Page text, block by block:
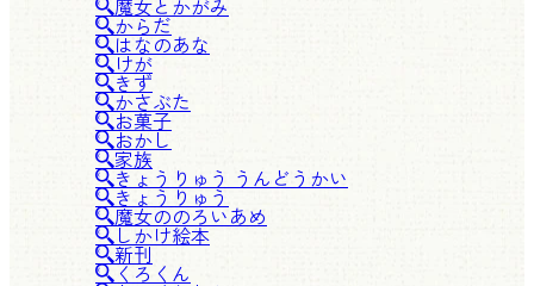
魔女とかがみ
からだ
はなのあな
けが
きず
かさぶた
お菓子
おかし
家族
きょうりゅう うんどうかい
きょうりゅう
魔女ののろいあめ
しかけ絵本
新刊
くろくん